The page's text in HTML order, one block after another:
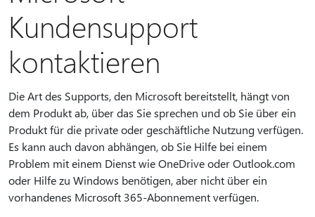
Kundensupport
kontaktieren
Die Art des Supports, den Microsoft bereitstellt, hängt von
dem Produkt ab, über das Sie sprechen und ob Sie über ein
Produkt für die private oder geschäftliche Nutzung verfügen.
Es kann auch davon abhängen, ob Sie Hilfe bei einem
Problem mit einem Dienst wie OneDrive oder Outlook.com
oder Hilfe zu Windows benötigen, aber nicht über ein
vorhandenes Microsoft 365-Abonnement verfügen.